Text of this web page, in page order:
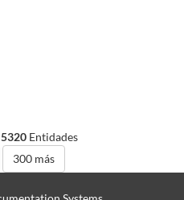
5320 Entidades
300 más